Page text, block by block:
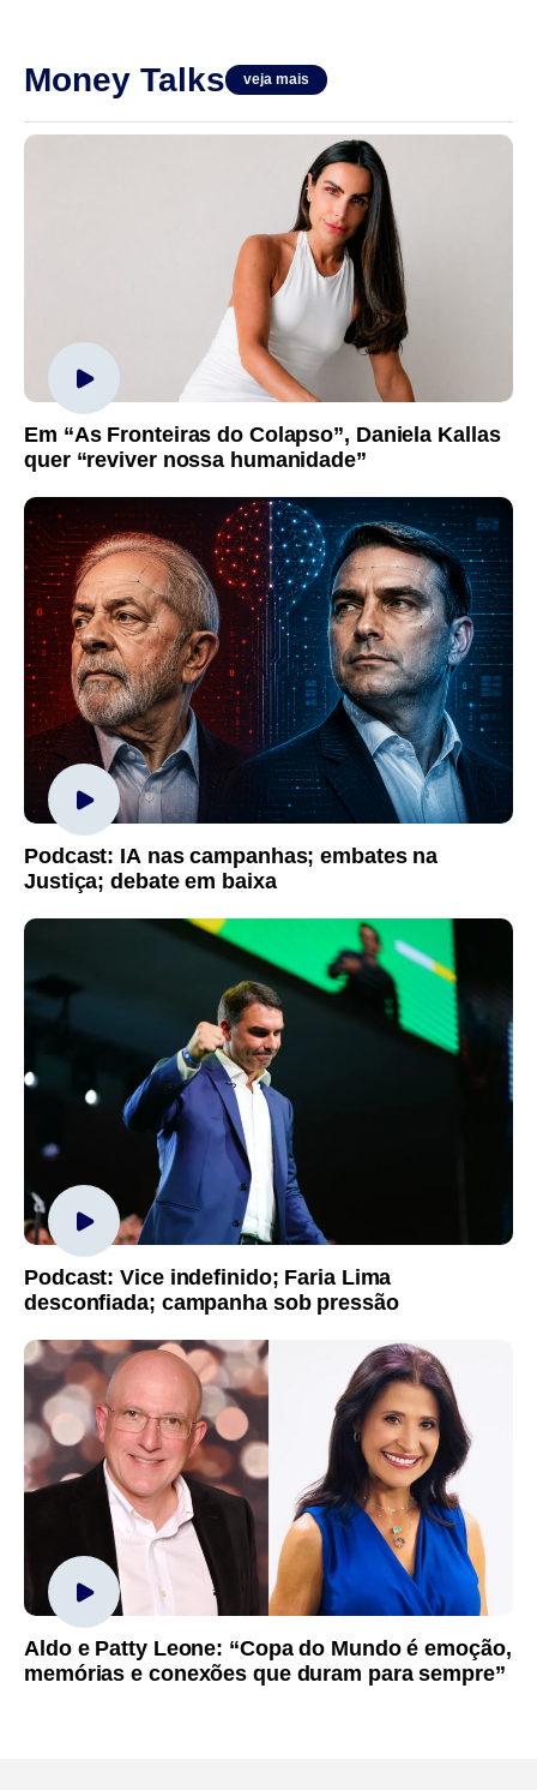
Money Talks veja mais
Em “As Fronteiras do Colapso”, Daniela Kallas
quer “reviver nossa humanidade”
Podcast: IA nas campanhas; embates na
Justiça; debate em baixa
Podcast: Vice indefinido; Faria Lima
desconfiada; campanha sob pressão
Aldo e Patty Leone: “Copa do Mundo é emoção,
memórias e conexões que duram para sempre”